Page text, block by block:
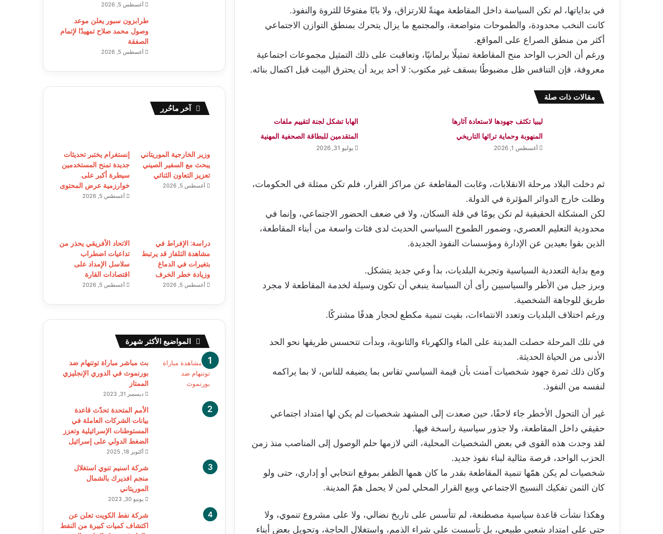
في بداياتها، لم تكن السياسة داخل المقاطعة مهنةً للارتزاق، ولا بابًا مفتوحًا للثروة والنفوذ.
كانت النخب محدودة، والطموحات متواضعة، والمجتمع ما يزال يتحرك بمنطق التوازن الاجتماعي
أكثر من منطق الصراع على المواقع.
ورغم أن الحزب الواحد منح المقاطعة تمثيلًا برلمانيًا، وتعاقبت على ذلك التمثيل مجموعات اجتماعية
معروفة، فإن التنافس ظل مضبوطًا بسقف غير مكتوب: لا أحد يريد أن يحترق البيت قبل اكتمال بنائه.
مقالات ذات صلة
ليبيا تكثف جهودها لاستعادة آثارها
المنهوبة وحماية تراثها التاريخي
أغسطس 1, 2026
الهابا تشكل لجنة لتقييم ملفات
المتقدمين للبطاقة الصحفية المهنية
يوليو 31, 2026
ثم دخلت البلاد مرحلة الانقلابات، وغابت المقاطعة عن مراكز القرار، فلم تكن ممثلة في الحكومات،
وظلت خارج الدوائر المؤثرة في الدولة.
لكن المشكلة الحقيقية لم تكن يومًا في قلة السكان، ولا في ضعف الحضور الاجتماعي، وإنما في
محدودية التعليم العصري، وضمور الطموح السياسي الحديث لدى فئات واسعة من أبناء المقاطعة،
الذين بقوا بعيدين عن الإدارة ومؤسسات النفوذ الجديدة.
ومع بداية التعددية السياسية وتجربة البلديات، بدأ وعي جديد يتشكل.
وبرز جيل من الأطر والسياسيين رأى أن السياسة ينبغي أن تكون وسيلة لخدمة المقاطعة لا مجرد
طريق للوجاهة الشخصية.
ورغم اختلاف البلديات وتعدد الانتماءات، بقيت تنمية مكطع لحجار هدفًا مشتركًا.
في تلك المرحلة حصلت المدينة على الماء والكهرباء والثانوية، وبدأت تتحسس طريقها نحو الحد
الأدنى من الحياة الحديثة.
وكان ذلك ثمرة جهود شخصيات آمنت بأن قيمة السياسي تقاس بما يضيفه للناس، لا بما يراكمه
لنفسه من النفوذ.
غير أن التحول الأخطر جاء لاحقًا، حين صعدت إلى المشهد شخصيات لم يكن لها امتداد اجتماعي
حقيقي داخل المقاطعة، ولا جذور سياسية راسخة فيها.
لقد وجدت هذه القوى في بعض الشخصيات المحلية، التي لازمها حلم الوصول إلى المناصب منذ زمن
الحزب الواحد، فرصة مثالية لبناء نفوذ جديد.
شخصيات لم يكن همّها تنمية المقاطعة بقدر ما كان همها الظفر بموقع انتخابي أو إداري، حتى ولو
كان الثمن تفكيك النسيج الاجتماعي وبيع القرار المحلي لمن لا يحمل همّ المدينة.
وهكذا نشأت قاعدة سياسية مصطنعة، لم تتأسس على تاريخ نضالي، ولا على مشروع تنموي، ولا
حتى على امتداد شعبي طبيعي، بل تأسست على شراء الذمم، واستغلال الحاجة، وتحويل بعض أبناء
أغسطس 5, 2026
طرابزون سبور يعلن موعد
وصول محمد صلاح تمهيدًا لإتمام
الصفقة
أغسطس 5, 2026
آخر ماحُرر
وزير الخارجية الموريتاني
يبحث مع السفير الصيني
تعزيز التعاون الثنائي
أغسطس 5, 2026
إنستغرام يختبر تحديثات
جديدة تمنح المستخدمين
سيطرة أكبر على
خوارزمية عرض المحتوى
أغسطس 5, 2026
دراسة: الإفراط في
مشاهدة التلفاز قد يرتبط
بتغيرات في الدماغ
وزيادة خطر الخرف
أغسطس 5, 2026
الاتحاد الأفريقي يحذر من
تداعيات اضطراب
سلاسل الإمداد على
اقتصادات القارة
أغسطس 5, 2026
المواضيع الأكثر شهرة
بث مباشر مباراة توتنهام ضد
بورنموث في الدوري الإنجليزي
الممتاز
ديسمبر 31, 2023
الأمم المتحدة تحدّث قاعدة
بيانات الشركات العاملة في
المستوطنات الإسرائيلية وتعزز
الضغط الدولي على إسرائيل
أكتوبر 18, 2025
شركة اسنيم تنوي استغلال
منجم افديرك بالشمال
الموريتاني
يونيو 30, 2023
شركة نفط الكويت تعلن عن
اكتشاف كميات كبيرة من النفط